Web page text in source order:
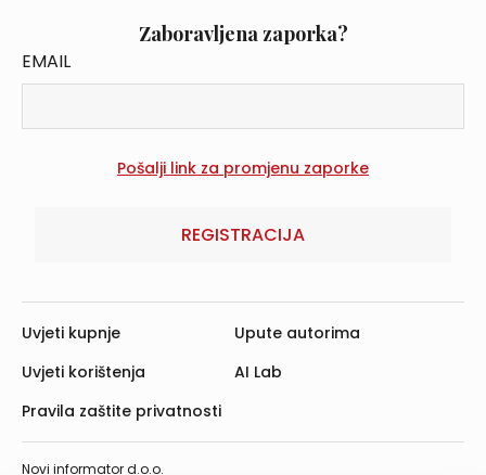
Zaboravljena zaporka?
EMAIL
REGISTRACIJA
Novi informator d.o.o.
Uvjeti kupnje
Uvjeti korištenja
Pravila zaštite privatnosti
Upute autorima
AI Lab